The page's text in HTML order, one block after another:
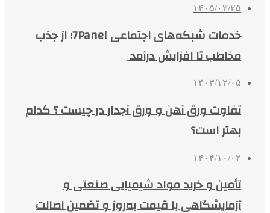
۱۴۰۵/۰۳/۲۵
خدمات شبکه‌های اجتماعی 7Panel؛ از جذب
مخاطب تا افزایش درآمد
۱۴۰۳/۱۲/۰۵
تفاوت ورق آهن و ورق آجدار در چیست ؟ کدام
بهتر است؟
۱۴۰۴/۱۰/۰۲
تأمین و خرید مواد شیمیایی صنعتی و
آزمایشگاهی با قیمت به‌روز و تضمین اصالت